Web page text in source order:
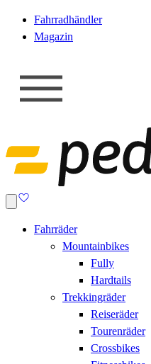
Fahrradhändler
Magazin
Fahrräder
Mountainbikes
Fully
Hardtails
Trekkingräder
Reiseräder
Tourenräder
Crossbikes